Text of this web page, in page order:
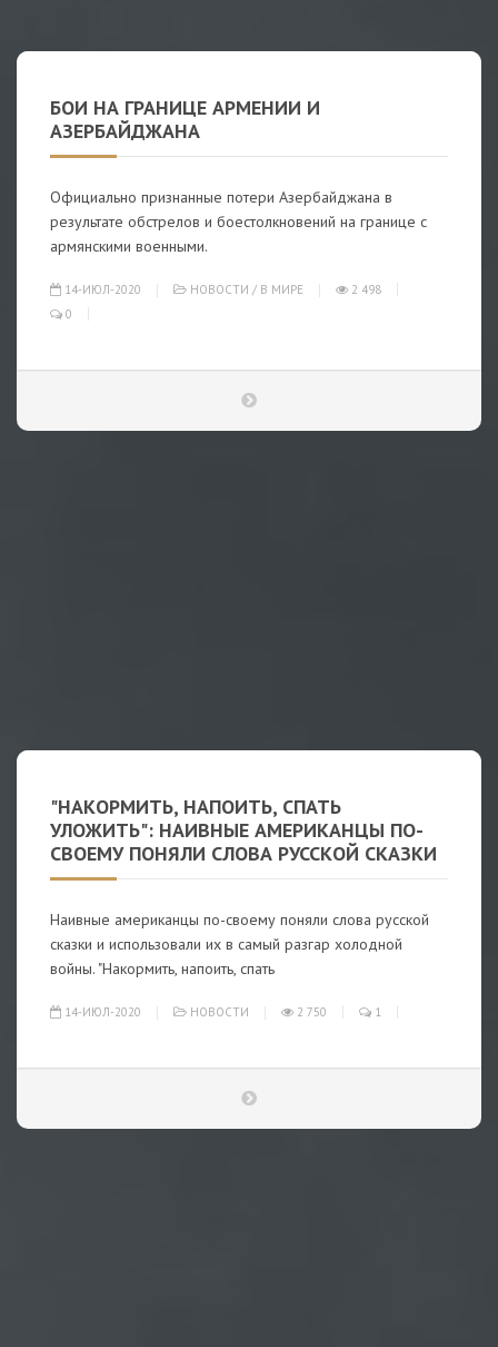
БОИ НА ГРАНИЦЕ АРМЕНИИ И
АЗЕРБАЙДЖАНА
Официально признанные потери Азербайджана в
результате обстрелов и боестолкновений на границе с
армянскими военными.
14-ИЮЛ-2020 НОВОСТИ / В МИРЕ
2 498
0
"НАКОРМИТЬ, НАПОИТЬ, СПАТЬ
УЛОЖИТЬ": НАИВНЫЕ АМЕРИКАНЦЫ ПО-
СВОЕМУ ПОНЯЛИ СЛОВА РУССКОЙ СКАЗКИ
Наивные американцы по-своему поняли слова русской
сказки и использовали их в самый разгар холодной
войны. "Накормить, напоить, спать
14-ИЮЛ-2020 НОВОСТИ 2 750 1